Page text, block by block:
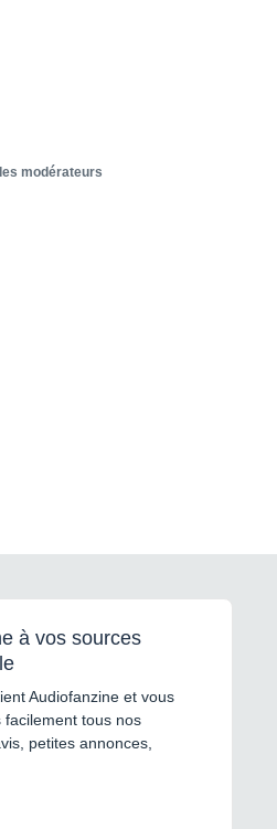
modérateurs
à vos sources
Audiofanzine et vous
tous nos
petites annonces,